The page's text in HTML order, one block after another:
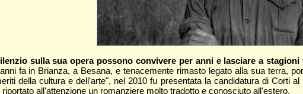
sulla sua opera possono convivere per anni e lasciare a
fa in Brianza, a Besana, e tenacemente rimasto legato alla sua terra,
della cultura e dell'arte", nel 2010 fu presentata la candidatura di Corti
all'attenzione un romanziere molto tradotto e conosciuto all'estero.